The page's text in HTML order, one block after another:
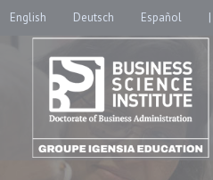
English Deutsch Español |